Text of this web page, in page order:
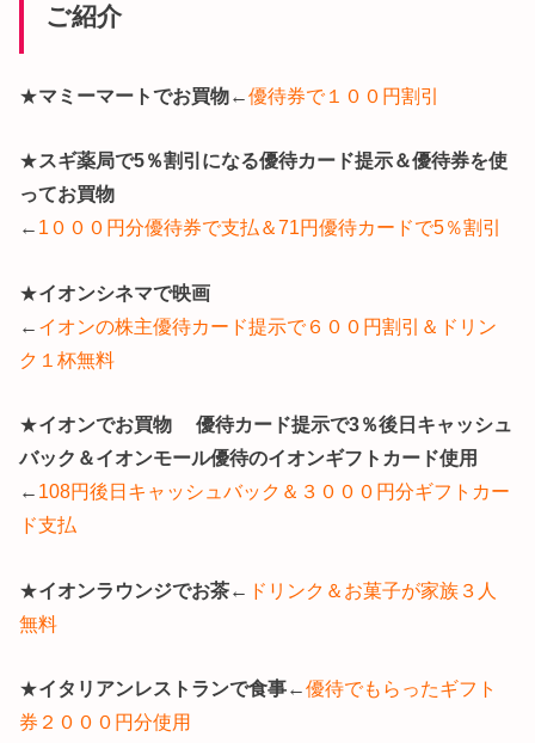
ご紹介
★マミーマートでお買物←優待券で１００円割引
★スギ薬局で5％割引になる優待カード提示＆優待券を使
ってお買物
← 1０００円分優待券で支払＆71円優待カードで5％割引
★イオンシネマで映画
← イオンの株主優待カード提示で６００円割引＆ドリン
ク１杯無料
★イオンでお買物
優待カード提示で3％後日キャッシュ
バック＆イオンモール優待のイオンギフトカード使用
← 108円後日キャッシュバック＆３０００円分ギフトカー
ド支払
★イオンラウンジでお茶← ドリンク＆お菓子が家族３人
無料
★イタリアンレストランで食事←優待でもらったギフト
券２０００円分使用